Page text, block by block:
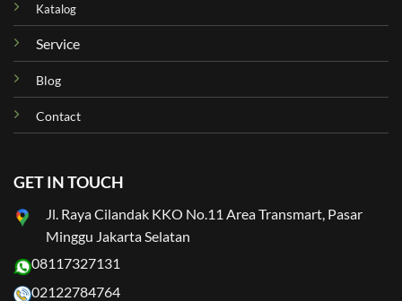
Katalog
Service
Blog
Contact
GET IN TOUCH
Jl. Raya Cilandak KKO No.11 Area Transmart, Pasar
Minggu Jakarta Selatan
08117327131
02122784764